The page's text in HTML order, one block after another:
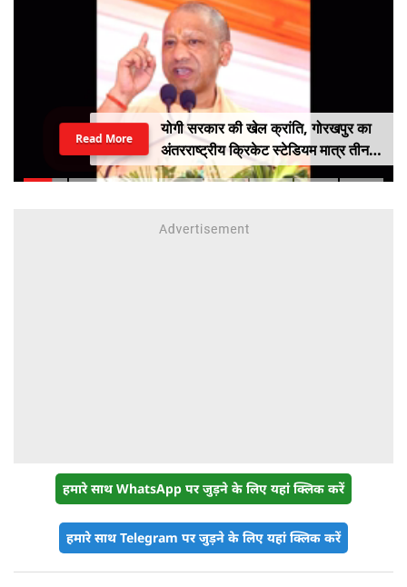
योगी सरकार की खेल क्रांति, गोरखपुर का
अंतरराष्ट्रीय क्रिकेट स्टेडियम मात्र तीन
महीने में लगभग 20% तैयार
Read More
हमारे साथ WhatsApp पर जुड़ने के लिए यहां क्लिक करें
हमारे साथ Telegram पर जुड़ने के लिए यहां क्लिक करें